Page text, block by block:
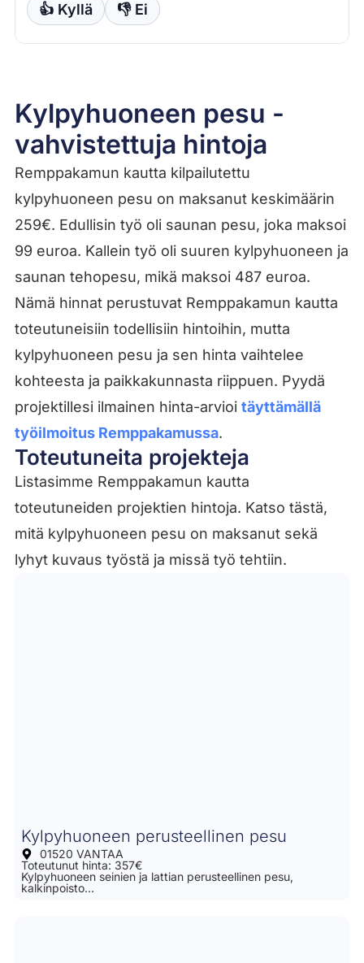
👍 Kyllä 👎 Ei
Kylpyhuoneen pesu -
vahvistettuja hintoja
Remppakamun kautta kilpailutettu
kylpyhuoneen pesu on maksanut keskimäärin
259€. Edullisin työ oli saunan pesu, joka maksoi
99 euroa. Kallein työ oli suuren kylpyhuoneen ja
saunan tehopesu, mikä maksoi 487 euroa.
Nämä hinnat perustuvat Remppakamun kautta
toteutuneisiin todellisiin hintoihin, mutta
kylpyhuoneen pesu ja sen hinta vaihtelee
kohteesta ja paikkakunnasta riippuen. Pyydä
projektillesi ilmainen hinta-arvioi täyttämällä
työilmoitus Remppakamussa.
Toteutuneita projekteja
Listasimme Remppakamun kautta
toteutuneiden projektien hintoja. Katso tästä,
mitä kylpyhuoneen pesu on maksanut sekä
lyhyt kuvaus työstä ja missä työ tehtiin.
Kylpyhuoneen perusteellinen pesu
01520 VANTAA
Toteutunut hinta: 357€
Kylpyhuoneen seinien ja lattian perusteellinen pesu,
kalkinpoisto…